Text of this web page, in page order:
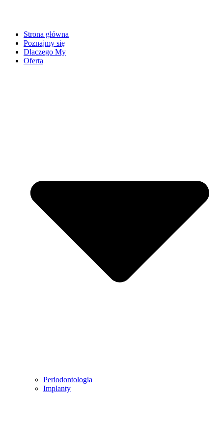
Strona główna
Poznajmy się
Dlaczego My
Oferta
Periodontologia
Implanty